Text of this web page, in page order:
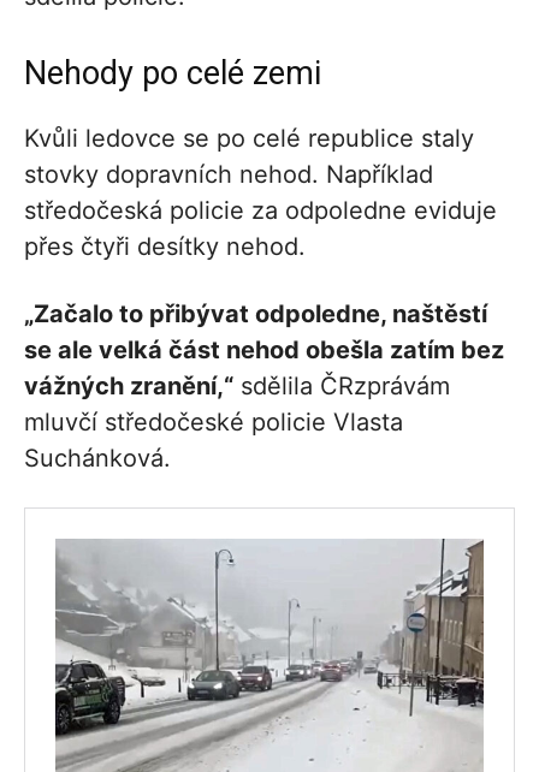
Nehody po celé zemi
Kvůli ledovce se po celé republice staly
stovky dopravních nehod. Například
středočeská policie za odpoledne eviduje
přes čtyři desítky nehod.
„Začalo to přibývat odpoledne, naštěstí
se ale velká část nehod obešla zatím bez
vážných zranění,“ sdělila ČRzprávám
mluvčí středočeské policie Vlasta
Suchánková.